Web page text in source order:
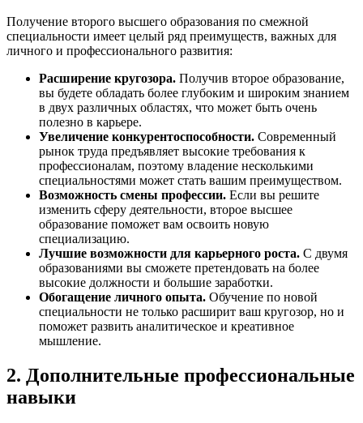
Получение второго высшего образования по смежной
специальности имеет целый ряд преимуществ, важных для
личного и профессионального развития:
Расширение кругозора. Получив второе образование,
вы будете обладать более глубоким и широким знанием
в двух различных областях, что может быть очень
полезно в карьере.
Увеличение конкурентоспособности. Современный
рынок труда предъявляет высокие требования к
профессионалам, поэтому владение несколькими
специальностями может стать вашим преимуществом.
Возможность смены профессии. Если вы решите
изменить сферу деятельности, второе высшее
образование поможет вам освоить новую
специализацию.
Лучшие возможности для карьерного роста. С двумя
образованиями вы сможете претендовать на более
высокие должности и большие заработки.
Обогащение личного опыта. Обучение по новой
специальности не только расширит ваш кругозор, но и
поможет развить аналитическое и креативное
мышление.
2. Дополнительные профессиональные
навыки